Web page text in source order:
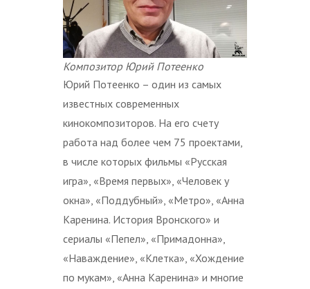
Композитор Юрий Потеенко
Юрий Потеенко – один из самых
известных современных
кинокомпозиторов. На его счету
работа над более чем 75 проектами,
в числе которых фильмы «Русская
игра», «Время первых», «Человек у
окна», «Поддубный», «Метро», «Анна
Каренина. История Вронского» и
сериалы «Пепел», «Примадонна»,
«Наваждение», «Клетка», «Хождение
по мукам», «Анна Каренина» и многие